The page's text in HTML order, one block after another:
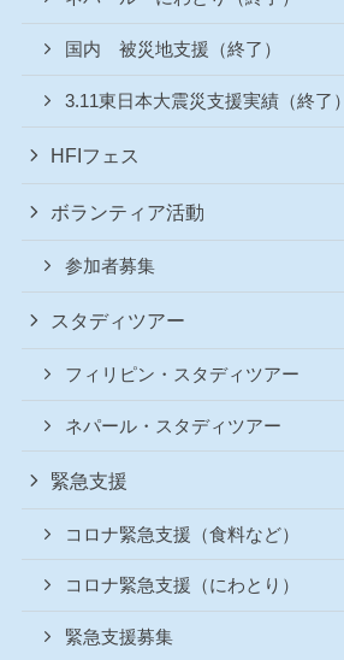
国内 被災地支援（終了）
3.11東日本大震災支援実績（終了）
HFIフェス
ボランティア活動
参加者募集
スタディツアー
フィリピン・スタディツアー
ネパール・スタディツアー
緊急支援
コロナ緊急支援（食料など）
コロナ緊急支援（にわとり）
緊急支援募集